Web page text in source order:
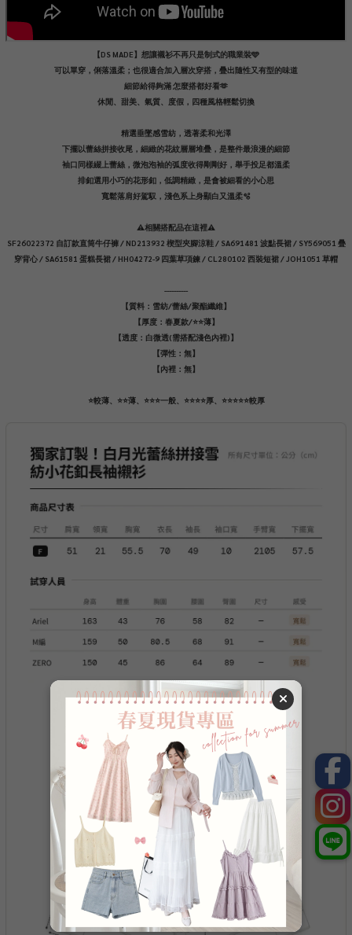
【DS MADE】想讓襯衫不再只是制式的職業裝🩵
可以單穿，俐落溫柔；也很適合加入層次穿搭，疊出隨性又有型的味道
細節給得夠滿 怎麼搭都好看🫶
休閒、甜美、氣質、度假，四種風格輕鬆切換
精選垂墜感雪紡，透著柔和光澤
下擺以蕾絲拼接收尾，細緻的花紋層層堆疊，是整件最浪漫的細節
袖口同樣綴上蕾絲，微泡泡袖的弧度收得剛剛好，舉手投足都溫柔
排釦選用小巧的花形釦，低調精緻，是會被細看的小心思
寬鬆落肩好駕馭，淺色系上身顯白又溫柔🫧
⚠️相關搭配品在這裡⚠️
SF26022372 自訂款直筒牛仔褲 / ND213932 楔型夾腳涼鞋 / SA691481 波點長裙 / SY569051 疊
穿背心 / SA61581 蛋糕長裙 / HH04272-9 四葉草項鍊 / CL280102 西裝短裙 / JOH1051 草帽
----------
【質料：雪紡/蕾絲/聚酯纖維】
【厚度：春夏款/⭐️⭐️薄】
【透度：白微透(需搭配淺色內裡)】
【彈性：無】
【內裡：無】
⭐️較薄、⭐️⭐️薄、⭐️⭐️⭐️一般、⭐️⭐️⭐️⭐️厚、⭐️⭐️⭐️⭐️⭐️較厚